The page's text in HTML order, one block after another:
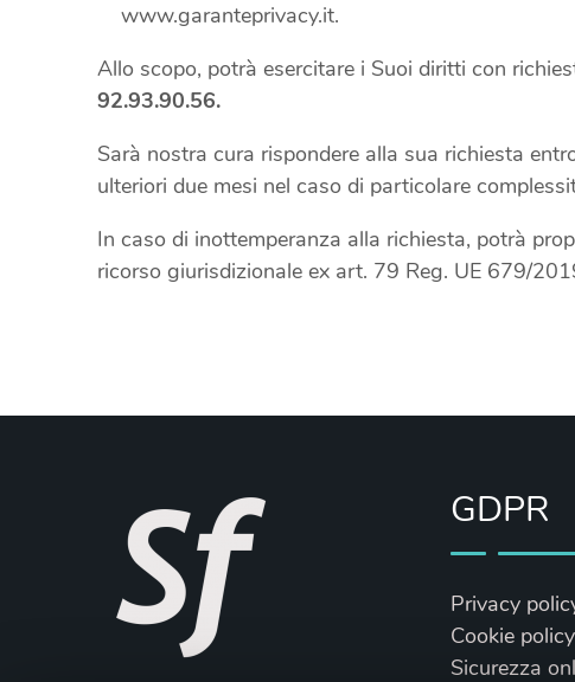
www.garanteprivacy.it.
Allo scopo, potrà esercitare i Suoi diritti con
92.93.90.56.
Sarà nostra cura rispondere alla sua richiesta
ulteriori due mesi nel caso di particolare
In caso di inottemperanza alla richiesta, potrà
ricorso giurisdizionale ex art. 79 Reg. UE 679/
GDPR
Privacy
Cookie policy
Sicurezza